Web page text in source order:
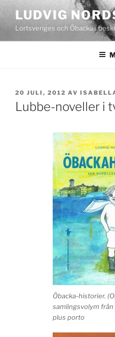
Hoppa
till
innehåll
LUDVIG
Lortsveriges och Öbackas
PUBLICERAT
20 JULI, 2012 AV
Lubbe-noveller i
Öbacka-historier.
samlingsvolym
plus porto